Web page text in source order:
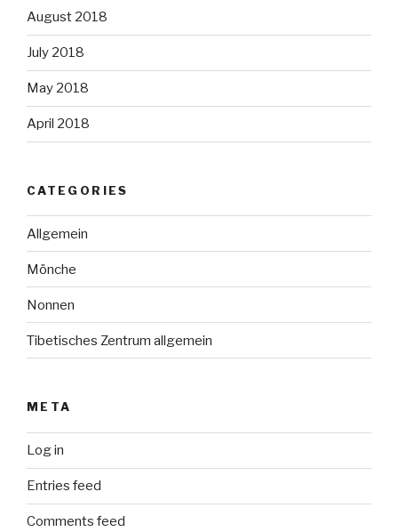
August 2018
July 2018
May 2018
April 2018
CATEGORIES
Allgemein
Mönche
Nonnen
Tibetisches Zentrum allgemein
META
Log in
Entries feed
Comments feed